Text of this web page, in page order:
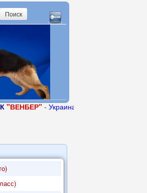
-Украина, г. Кировоград,